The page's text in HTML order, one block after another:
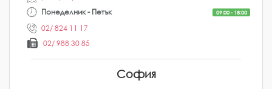
Понеделник - Петък
09:00 - 18:00
02/ 824 11 17
02/ 988 30 85
София